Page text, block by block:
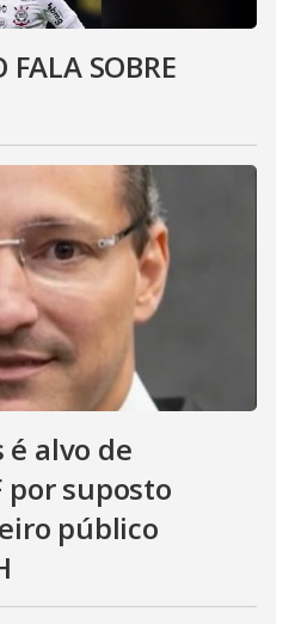
SOBRE
alvo de
por suposto
público